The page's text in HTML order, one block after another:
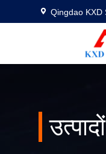
Qingdao KXD
उत्पादों